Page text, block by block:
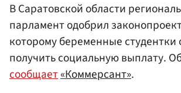
В Саратовской области
парламент одобрил
которому беременные студентки
получить социальную выплату.
сообщает«Коммерсант».